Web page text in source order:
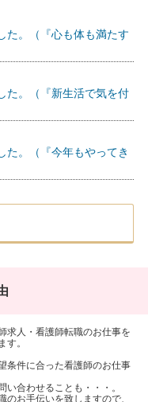
た。（『心も体も満たす
た。（『新生活で気を付
た。（『今年もやってき
求人・看護師転職のお仕事を
す。
条件に合った看護師のお仕事
合わせることも・・・。
お手伝いを致しますので、